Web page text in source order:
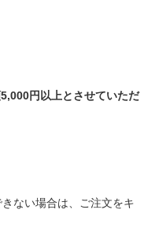
円以上とさせていただ
ない場合は、ご注文をキ